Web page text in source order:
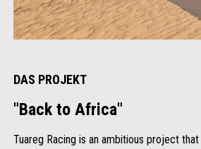
DAS PROJEKT
"Back to Africa"
Tuareg Racing is an ambitious project